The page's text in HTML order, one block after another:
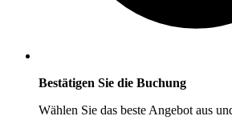
Bestätigen Sie die Buchung
Wählen Sie das beste Angebot aus